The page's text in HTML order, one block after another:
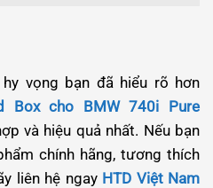
vọng bạn đã hiểu rõ hơn
Box cho BMW 740i Pure
và hiệu quả nhất. Nếu bạn
chính hãng, tương thích
liên hệ ngay HTD Việt Nam